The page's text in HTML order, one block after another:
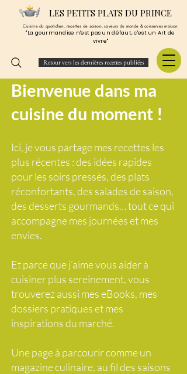
LES PETITS PLATS DU PRINCE
Cuisine du quotidien, recettes de saison, saveurs du monde & conserves maison
"La gourmandise n'est pas un défaut, c'est un Art de
vivre"
Retour vers les dernières recettes publiées
Bienvenue dans ma
cuisine du moment !
Ici, je vous partage mes recettes les
plus récentes : des idées rapides
pour les soirs pressés, des plats
réconfortants, des salades de saison,
des desserts gourmands… tout ce qui
accompagne mes journées et mes
envies.
Et parce que j’aime vous aider à
cuisiner plus sereinement, vous
trouverez aussi mes eBooks, mes
dossiers pratiques et mes
inspirations du marché.
Une page à parcourir comme un
magazine culinaire, au fil des saisons